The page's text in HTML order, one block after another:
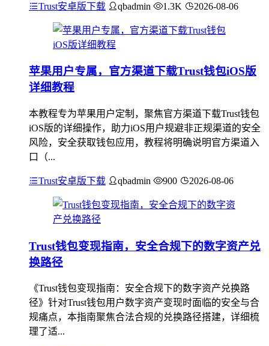
Trust安卓版下载 qbadmin 1.3K 2026-08-06
苹果用户专属，官方渠道下载Trust钱包iOS版
详细教程
本教程专为苹果用户定制，聚焦官方渠道下载Trust钱包
iOS版的详细操作，助力iOS用户规避非正规渠道的安全
风险，安全获取钱包应用，教程将明确说明官方渠道入
口（...
Trust安卓版下载 qbadmin 900 2026-08-06
Trust钱包变现指南，安全合规下的数字资产兑
换路径
《Trust钱包变现指南：安全合规下的数字资产兑换路
径》针对Trust钱包用户数字资产变现时面临的安全与合
规痛点，本指南聚焦合法合规的兑换路径搭建，详细梳
理了适...